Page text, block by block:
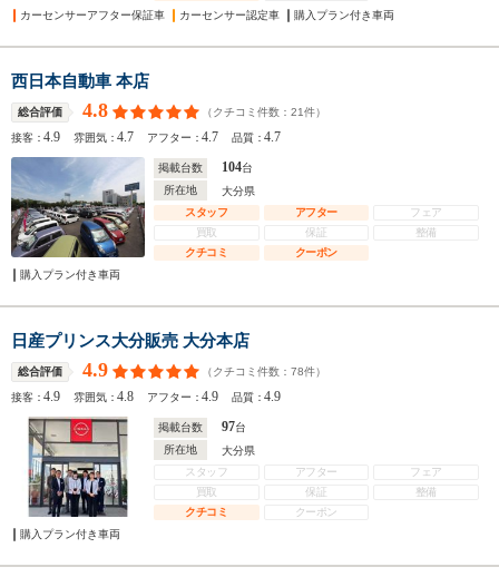
カーセンサーアフター保証車
カーセンサー認定車 購入プラン付き車両
西日本自動車 本店
総合評価 4.8 （クチコミ件数： 21件）
接客：4.9 雰囲気：4.7 アフター：4.7 品質：4.7
掲載台数 104台
所在地
大分県
スタッフ
アフター
フェア
買取
保証
整備
クチコミ
クーポン
購入プラン付き車両
日産プリンス大分販売 大分本店
総合評価 4.9 （クチコミ件数： 78件）
接客：4.9 雰囲気：4.8 アフター：4.9 品質：4.9
掲載台数 97台
所在地
大分県
スタッフ
アフター
フェア
買取
保証
整備
クチコミ
クーポン
購入プラン付き車両